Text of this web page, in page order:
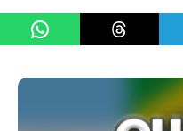
Share on WhatsApp
Share on